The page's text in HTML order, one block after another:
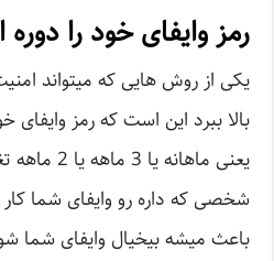
رمز وایفای خود را
یکی از روش هایی که میتواند
بالا ببرد این است که رمز وایفای
یعنی
شخصی که داره رو وایفای شما
باعث میشه بیخیال وایفای شما